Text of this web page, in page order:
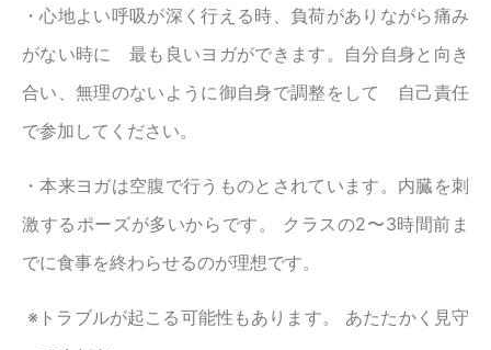
・心地よい呼吸が深く行える時、負荷がありながら痛み
がない時に 最も良いヨガができます。自分自身と向き
合い、無理のないように御自身で調整をして 自己責任
で参加してください。
・本来ヨガは空腹で行うものとされています。内臓を刺
激するポーズが多いからです。 クラスの2〜3時間前ま
でに食事を終わらせるのが理想です。
※トラブルが起こる可能性もあります。 あたたかく見守